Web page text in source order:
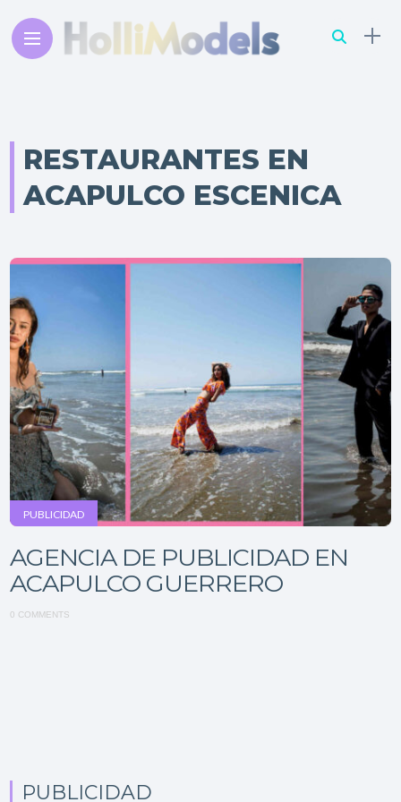
RESTAURANTES EN
ACAPULCO ESCENICA
PUBLICIDAD
AGENCIA DE PUBLICIDAD EN
ACAPULCO GUERRERO
0 COMMENTS
PUBLICIDAD